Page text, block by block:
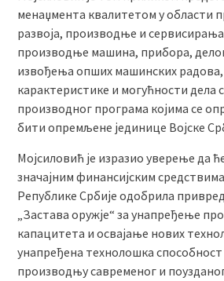
менаџмента квалитетом у области
развоја, производње и
производње машина, прибора,
извођења опших машинских радова,
карактеристике и могућности дела
производног програма којима се
бити опремљене јединице Војске
Мојсиловић је изразио уверење да
значајним финансијским средствима
Републике Србије одобрила
„Застава оружје“ за унапређење
капацитета и освајање нових
унапређена технолошка
производњу савременог и